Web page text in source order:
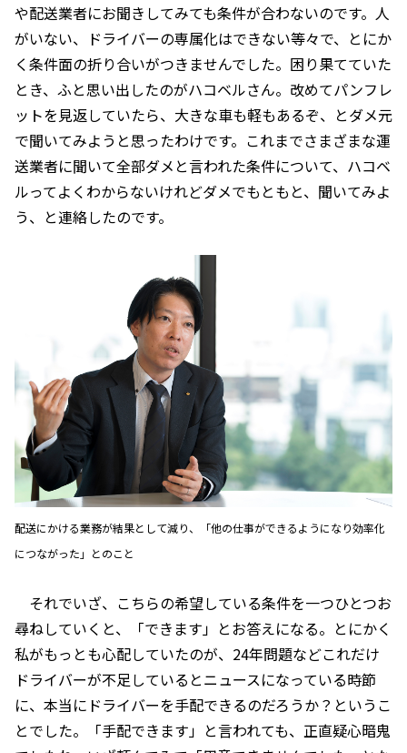
や配送業者にお聞きしてみても条件が合わないのです。人
がいない、ドライバーの専属化はできない等々で、とにか
く条件面の折り合いがつきませんでした。困り果てていた
とき、ふと思い出したのがハコベルさん。改めてパンフレ
ットを見返していたら、大きな車も軽もあるぞ、とダメ元
で聞いてみようと思ったわけです。これまでさまざまな運
送業者に聞いて全部ダメと言われた条件について、ハコベ
ルってよくわからないけれどダメでもともと、聞いてみよ
う、と連絡したのです。
配送にかける業務が結果として減り、「他の仕事ができるようになり効率化
につながった」とのこと
それでいざ、こちらの希望している条件を一つひとつお
尋ねしていくと、「できます」とお答えになる。とにかく
私がもっとも心配していたのが、24年問題などこれだけ
ドライバーが不足しているとニュースになっている時節
に、本当にドライバーを手配できるのだろうか？というこ
とでした。「手配できます」と言われても、正直疑心暗鬼